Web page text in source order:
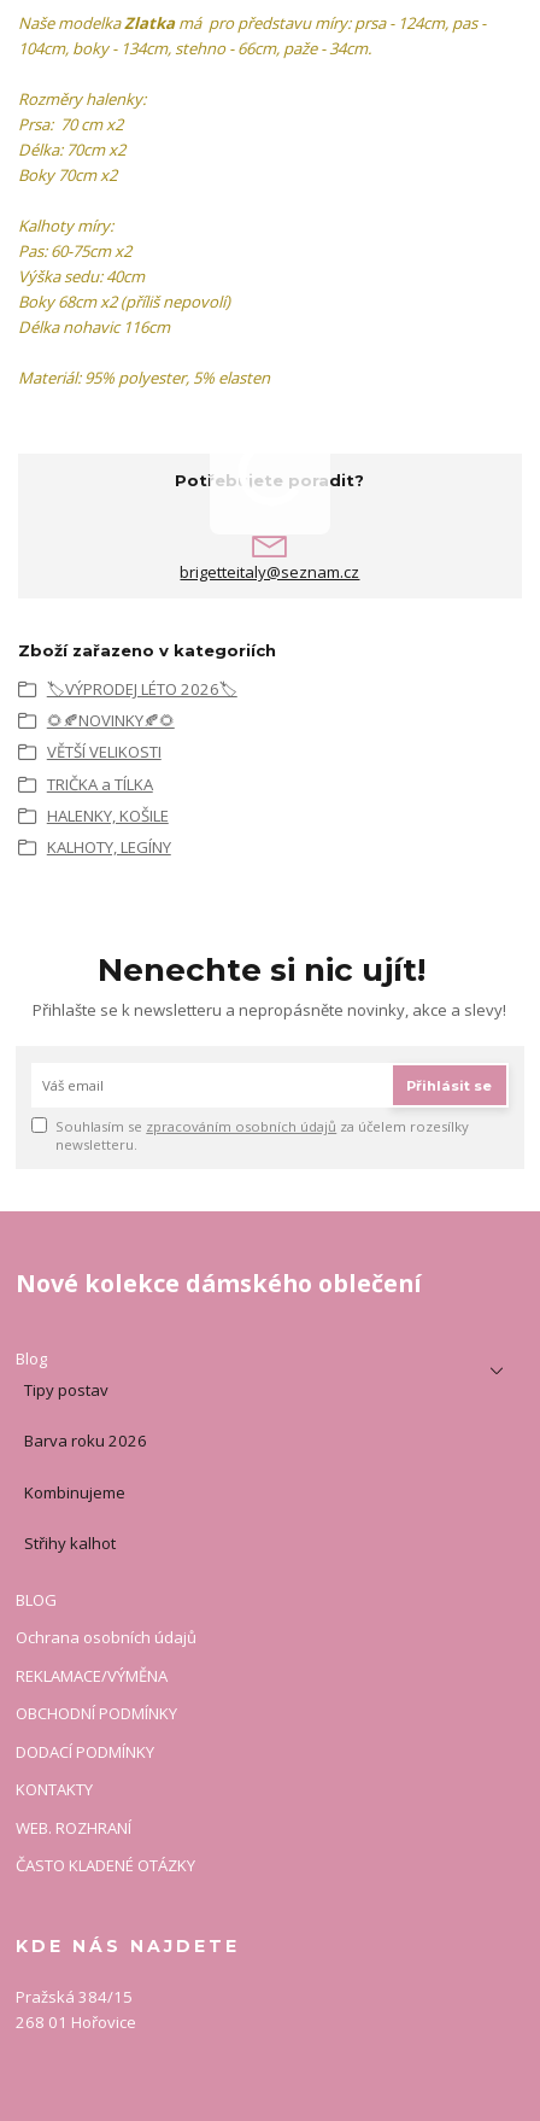
Naše modelkaZlatkamá pro představu míry: prsa - 124cm, pas -
104cm, boky - 134cm, stehno - 66cm, paže - 34cm.
Rozměry halenky:
Prsa: 70 cm x2
Délka: 70cm x2
Boky 70cm x2
Kalhoty míry:
Pas: 60-75cm x2
Výška sedu: 40cm
Boky 68cm x2 (příliš nepovolí)
Délka nohavic 116cm
Materiál: 95% polyester, 5% elasten
Potřebujete poradit?
brigetteitaly@seznam.cz
Zboží zařazeno v kategoriích
🏷️VÝPRODEJ LÉTO 2026🏷️
🌻🍂NOVINKY🍂🌻
VĚTŠÍ VELIKOSTI
TRIČKA a TÍLKA
HALENKY, KOŠILE
KALHOTY, LEGÍNY
Nenechte si nic ujít!
Přihlašte se k newsletteru a nepropásněte novinky, akce a slevy!
Přihlásit se
Souhlasím se zpracováním osobních údajů za účelem rozesílky
newsletteru.
Nové kolekce dámského oblečení
Blog
Tipy postav
Barva roku 2026
Kombinujeme
Střihy kalhot
BLOG
Ochrana osobních údajů
REKLAMACE/VÝMĚNA
OBCHODNÍ PODMÍNKY
DODACÍ PODMÍNKY
KONTAKTY
WEB. ROZHRANÍ
ČASTO KLADENÉ OTÁZKY
KDE NÁS NAJDETE
Pražská 384/15
268 01 Hořovice